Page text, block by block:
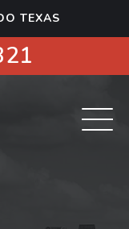
TEXAS